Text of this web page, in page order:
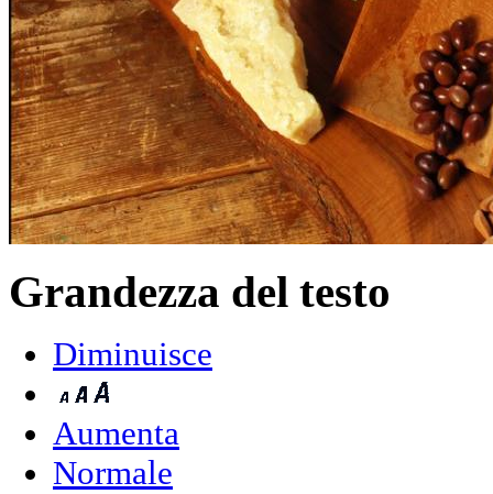
Grandezza del testo
Diminuisce
Aumenta
Normale